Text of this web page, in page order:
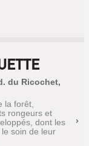
du Ricochet,
la forêt,
rongeurs et
dont les
soin de leur